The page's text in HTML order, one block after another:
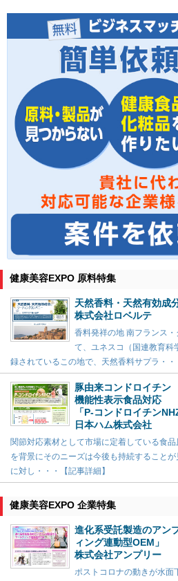
健康美容EXPO 原料特集
天然香料・天然有効成
株式会社ロベルテ
香料発祥の地 南フランス
て、ユネスコ（国連教育科
録されているこの地で、天然香料サプラ・・
豚由来コンドロイチン
機能性表示食品対応
「P-コンドロイチン
日本ハム株式会社
関節対応素材として市場に定着している食
を背景にそのニーズは今後も持続すること
に対し・・・【記事詳細】
健康美容EXPO 企業特集
進化系受託製造のアン
ィング連動型OEM」
株式会社アンプリー
ポストコロナの動きが水面